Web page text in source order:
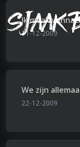
Ik maak
31-12-2009
We zijn
22-12-2009